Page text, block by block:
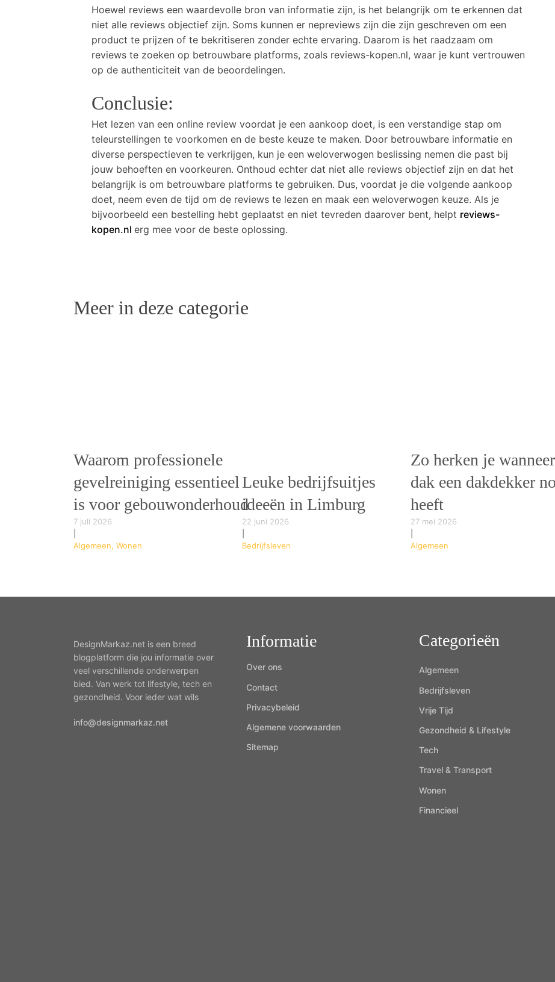
Hoewel reviews een waardevolle bron van informatie zijn, is het belangrijk om te erkennen dat
niet alle reviews objectief zijn. Soms kunnen er nepreviews zijn die zijn geschreven om een
product te prijzen of te bekritiseren zonder echte ervaring. Daarom is het raadzaam om
reviews te zoeken op betrouwbare platforms, zoals reviews-kopen.nl, waar je kunt vertrouwen
op de authenticiteit van de beoordelingen.
Conclusie:
Het lezen van een online review voordat je een aankoop doet, is een verstandige stap om
teleurstellingen te voorkomen en de beste keuze te maken. Door betrouwbare informatie en
diverse perspectieven te verkrijgen, kun je een weloverwogen beslissing nemen die past bij
jouw behoeften en voorkeuren. Onthoud echter dat niet alle reviews objectief zijn en dat het
belangrijk is om betrouwbare platforms te gebruiken. Dus, voordat je die volgende aankoop
doet, neem even de tijd om de reviews te lezen en maak een weloverwogen keuze. Als je
bijvoorbeeld een bestelling hebt geplaatst en niet tevreden daarover bent, helpt reviews-
kopen.nl erg mee voor de beste oplossing.
Meer in deze categorie
Waarom professionele
gevelreiniging essentieel
is voor gebouwonderhoud
7 juli 2026
Algemeen, Wonen
Leuke bedrijfsuitjes
ideeën in Limburg
22 juni 2026
Bedrijfsleven
Zo herken je
dak een dakdekker
heeft
27 mei 2026
Algemeen
DesignMarkaz.net is een breed
blogplatform die jou informatie over
veel verschillende onderwerpen
bied. Van werk tot lifestyle, tech en
gezondheid. Voor ieder wat wils
info@designmarkaz.net
Informatie
Over ons
Contact
Privacybeleid
Algemene voorwaarden
Sitemap
Categorieën
Algemeen
Bedrijfsleven
Vrije Tijd
Gezondheid & Lifestyle
Tech
Travel & Transport
Wonen
Financieel